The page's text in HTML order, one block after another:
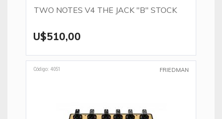
TWO NOTES V4 THE JACK "B" STOCK
U$510,00
Código: 4051 FRIEDMAN